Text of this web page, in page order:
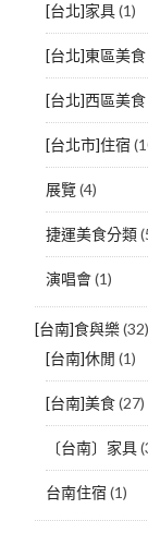
[台北]家具(1)
[台北]東區美食
[台北]西區美食
[台北市]住宿
展覽(4)
捷運美食分類
演唱會(1)
[台南]食與樂(32)
[台南]休閒 (1)
[台南]美食(27)
〔台南〕家具
台南住宿 (1)